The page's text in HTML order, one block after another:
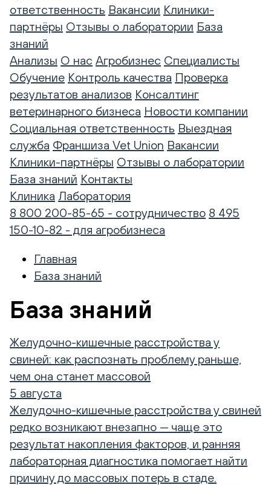
ответственность Вакансии Клиники-
партнёры Отзывы о лаборатории База
знаний
Анализы О нас Агробизнес Специалисты
Обучение Контроль качества Проверка
результатов анализов Консалтинг
ветеринарного бизнеса Новости компании
Социальная ответственность Выездная
служба Франшиза Vet Union Вакансии
Клиники-партнёры Отзывы о лаборатории
База знаний Контакты
Клиника Лаборатория
8 800 200-85-65 - сотрудничество 8 495
150-10-82 - для агробизнеса
Главная
База знаний
База знаний
Желудочно-кишечные расстройства у
свиней: как распознать проблему раньше,
чем она станет массовой
5 августа
Желудочно-кишечные расстройства у свиней
редко возникают внезапно — чаще это
результат накопления факторов, и ранняя
лабораторная диагностика помогает найти
причину до массовых потерь в стаде.